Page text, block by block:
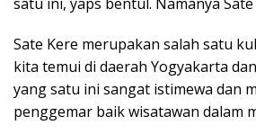
Sate Kere merupakan salah satu
kita temui di daerah Yogyakarta
yang satu ini sangat istimewa dan
penggemar baik wisatawan dalam